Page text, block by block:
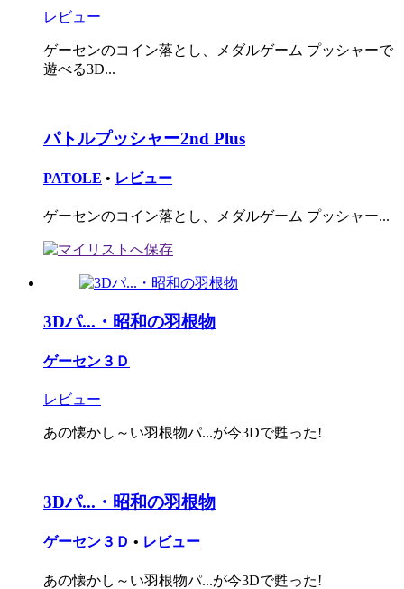
レビュー
ゲーセンのコイン落とし、メダルゲーム プッシャーで
遊べる3D...
パトルプッシャー2nd Plus
PATOLE • レビュー
ゲーセンのコイン落とし、メダルゲーム プッシャー...
3Dパ...・昭和の羽根物
ゲーセン３Ｄ
レビュー
あの懐かし～い羽根物パ...が今3Dで甦った!
3Dパ...・昭和の羽根物
ゲーセン３Ｄ • レビュー
あの懐かし～い羽根物パ...が今3Dで甦った!